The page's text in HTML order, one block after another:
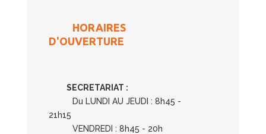
HORAIRES
D'OUVERTURE
SECRETARIAT :
Du LUNDI AU JEUDI : 8h45 -
21h15
VENDREDI : 8h45 - 20h